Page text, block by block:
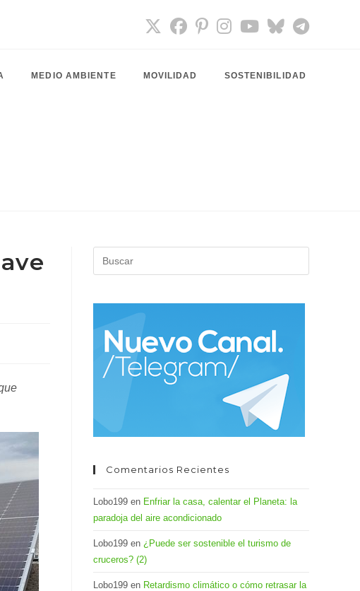
MEDIO AMBIENTE MOVILIDAD SOSTENIBILIDAD
Escape
Comentarios Recientes
Lobo199 en Enfriar la casa, calentar el Planeta: la
paradoja del aire acondicionado
Lobo199 en ¿Puede ser sostenible el turismo de
cruceros? (2)
Lobo199 en Retardismo climático o cómo retrasar la